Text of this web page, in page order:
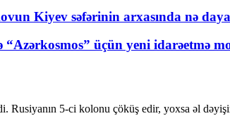
Kiyev səfərinin arxasında nə
üçün yeni idarəetmə
Rusiyanın 5-ci kolonu çöküş edir, yoxsa əl